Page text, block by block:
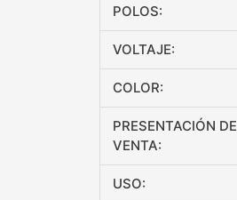
POLOS:
VOLTAJE:
COLOR:
PRESENTACIÓN DE
VENTA:
USO: